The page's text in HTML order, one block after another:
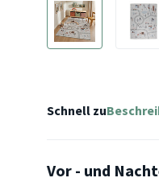
Schnell zu
Vor - und